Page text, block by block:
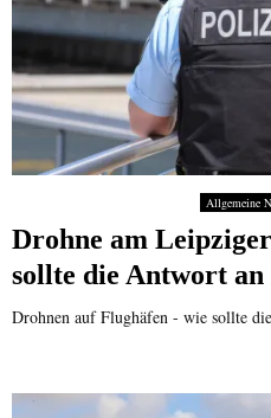
e
k
T
O
a
u
s
D
u
t
s
h
n
d
4
0
a
h
e
u
d
k
e
i
n
d
Allgemeine
Drohne am
sollte die Antwort an
Drohnen auf Flughäfen - wie sollte